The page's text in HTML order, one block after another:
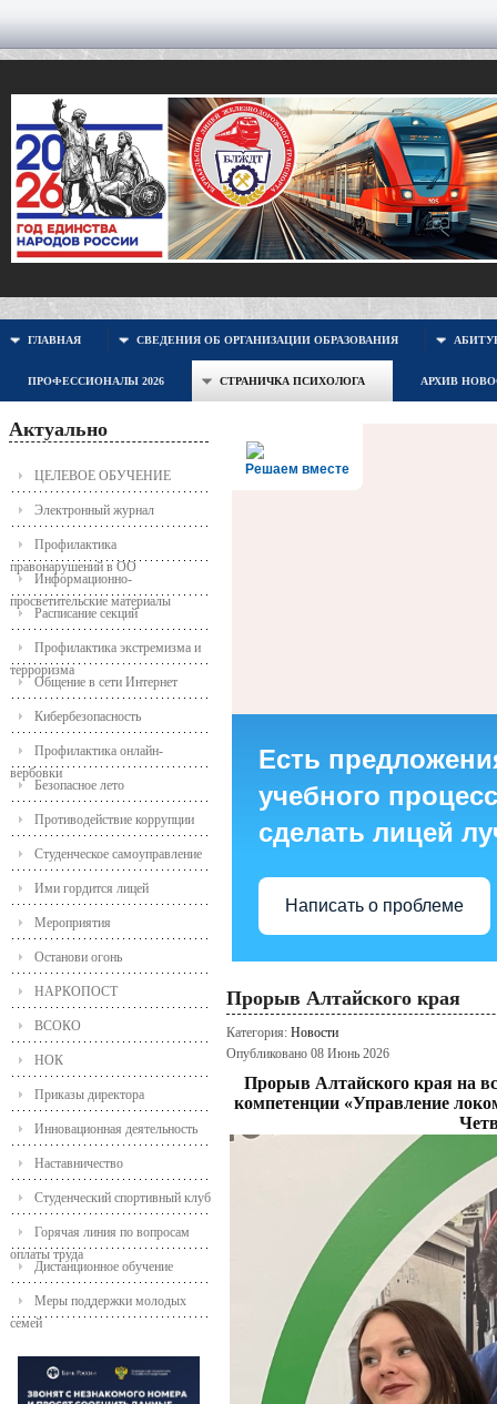
ГЛАВНАЯ СВЕДЕНИЯ ОБ ОРГАНИЗАЦИИ ОБРАЗОВАНИЯ
ПРОФЕССИОНАЛЫ 2026 СТРАНИЧКА ПСИХОЛОГА АРХИВ
Актуально
ЦЕЛЕВОЕ ОБУЧЕНИЕ
Электронный журнал
Профилактика
правонарушений в ОО
Информационно-
просветительские материалы
Расписание секций
Профилактика экстремизма и
терроризма
Общение в сети Интернет
Кибербезопасность
Профилактика онлайн-
вербовки
Безопасное лето
Противодействие коррупции
Студенческое самоуправление
Ими гордится лицей
Мероприятия
Останови огонь
НАРКОПОСТ
ВСОКО
НОК
Приказы директора
Инновационная деятельность
Наставничество
Студенческий спортивный клуб
Горячая линия по вопросам
оплаты труда
Дистанционное обучение
Меры поддержки молодых
семей
Решаем вместе
Есть
учебного
сделать лицей
Написать о проблеме
Прорыв Алтайского края
Категория: Новости
Опубликовано 08 Июнь 2026
Прорыв Алтайского края на
компетенции «Управление